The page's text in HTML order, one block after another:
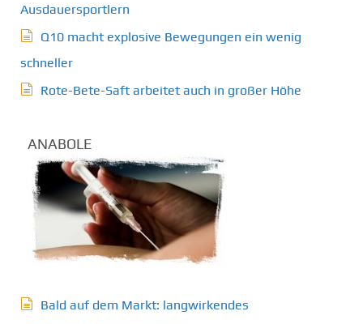
Ausdauersportlern
Q10 macht explosive Bewegungen ein wenig
schneller
Rote-Bete-Saft arbeitet auch in großer Höhe
ANABOLE
Bald auf dem Markt: langwirkendes